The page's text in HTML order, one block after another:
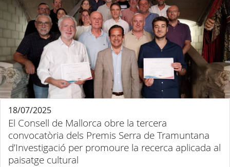
El Consell de Mallorca obre la tercera
convocatòria dels Premis Serra de Tramuntana
d’Investigació per promoure la recerca aplicada al
paisatge cultural
18/07/2025